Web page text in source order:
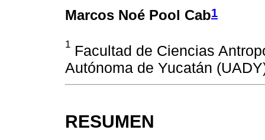
Marcos Noé Pool Cab1
1 Facultad de Ciencias
Autónoma de Yucatán
RESUMEN